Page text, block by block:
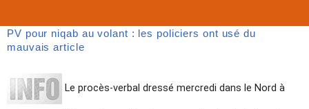
PV pour niqab au volant : les policiers ont usé du
mauvais article
Le procès-verbal dressé mercredi dans le Nord à